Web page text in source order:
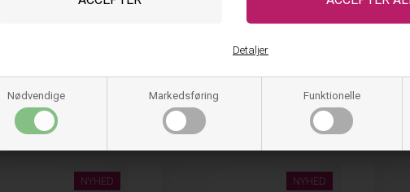
Nødvendige Markedsføring Funktionelle
Detaljer
Tjek også disse ud
NYHED NYHED